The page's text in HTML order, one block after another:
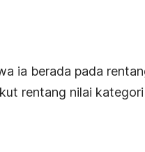
ia berada pada
rentang nilai kategori